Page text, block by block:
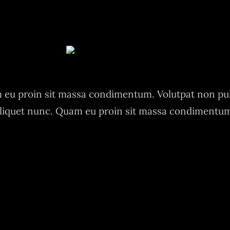
eu proin sit massa condimentum. Volutpat non
nunc. Quam eu proin sit massa